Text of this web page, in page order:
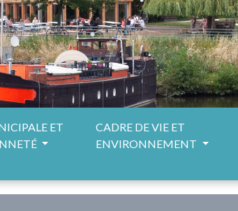
ET
CADRE DE VIE ET
ENVIRONNEMENT